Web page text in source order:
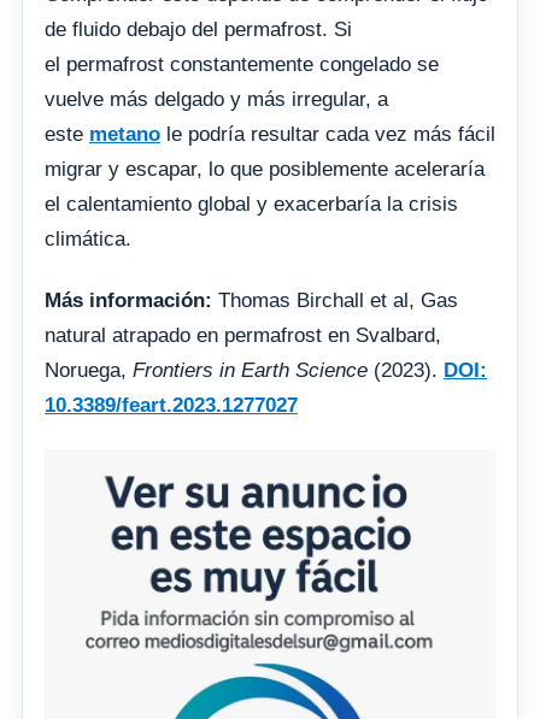
de fluido debajo del permafrost. Si
el permafrost constantemente congelado se
vuelve más delgado y más irregular, a
este metano le podría resultar cada vez más fácil
migrar y escapar, lo que posiblemente aceleraría
el calentamiento global y exacerbaría la crisis
climática.
Más información: Thomas Birchall et al, Gas
natural atrapado en permafrost en Svalbard,
Noruega, Frontiers in Earth Science (2023). DOI:
10.3389/feart.2023.1277027